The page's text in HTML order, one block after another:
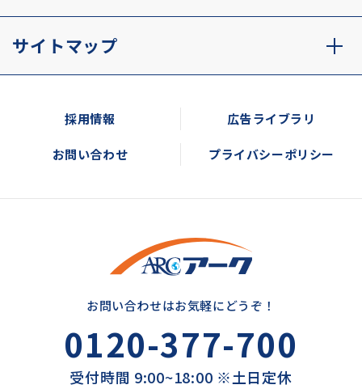
サイトマップ
採用情報 広告ライブラリ
お問い合わせ プライバシーポリシー
お問い合わせはお気軽にどうぞ！
0120-377-700
受付時間 9:00~18:00 ※土日定休